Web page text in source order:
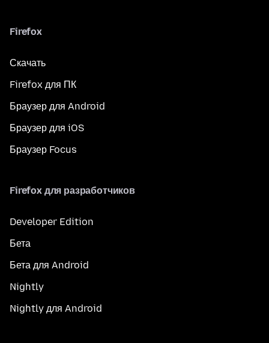
Firefox
Скачать
Firefox для ПК
Браузер для Android
Браузер для iOS
Браузер Focus
Firefox для разработчиков
Developer Edition
Бета
Бета для Android
Nightly
Nightly для Android